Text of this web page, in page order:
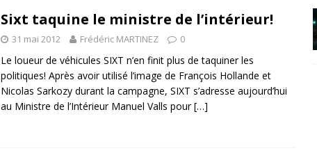
Sixt taquine le ministre de l’intérieur!
31 mai 2012 Frédéric MARTINEZ 0
Le loueur de véhicules SIXT n’en finit plus de taquiner les
politiques! Après avoir utilisé l’image de François Hollande et
Nicolas Sarkozy durant la campagne, SIXT s’adresse aujourd’hui
au Ministre de l’Intérieur Manuel Valls pour[…]